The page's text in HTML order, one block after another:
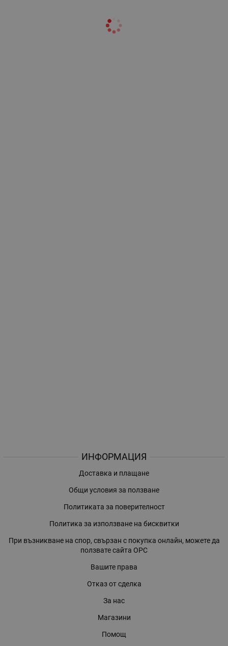
ИНФОРМАЦИЯ
Доставка и плащане
Общи условия за ползване
Политиката за поверителност
Политика за използване на бисквитки
При възникване на спор, свързан с покупка онлайн, можете да
ползвате сайта ОРС
Вашите права
Отказ от сделка
За нас
Магазини
Помощ